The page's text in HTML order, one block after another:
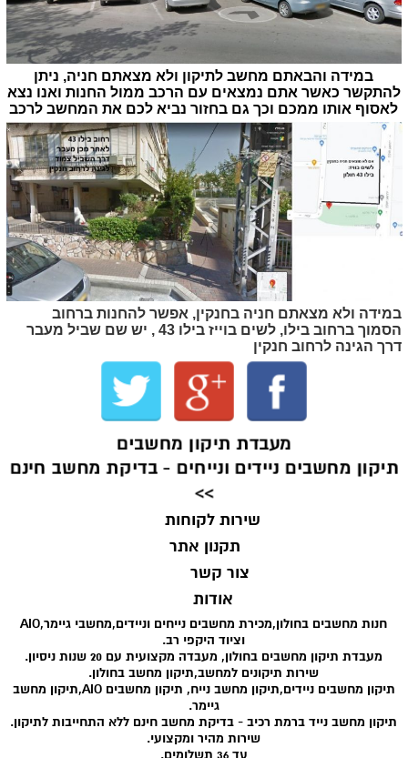
צור קשר
אודות
תקנון אתר
שירות לקוחות
חנות מחשבים בחולון,מכירת מחשבים נייחים וניידים,מחשבי גיימר,AIO
וציוד היקפי רב.
מעבדת תיקון מחשבים בחולון, מעבדה מקצועית עם 20 שנות ניסיון.
שירות תיקונים למחשב,תיקון מחשב בחולון.
תיקון מחשבים ניידים,תיקון מחשב נייח, תיקון מחשבים AIO,תיקון מחשב
גיימר.
תיקון מחשב נייד ברמת רכיב - בדיקת מחשב חינם ללא התחייבות לתיקון.
שירות מהיר ומקצועי.
עד 36 תשלומים.
מעבדת תיקון מחשבים
תיקון מחשבים ניידים ונייחים - בדיקת מחשב חינם
>>
במידה והבאתם מחשב לתיקון ולא מצאתם חניה, ניתן
להתקשר כאשר אתם נמצאים עם הרכב ממול החנות ואנו נצא
לאסוף אותו ממכם וכך גם בחזור נביא לכם את המחשב לרכב
במידה ולא מצאתם חניה בחנקין, אפשר להחנות ברחוב
הסמוך ברחוב בילו, לשים בוייז בילו 43 , יש שם שביל מעבר
דרך הגינה לרחוב חנקין